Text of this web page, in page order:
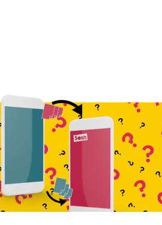
Huawei P10 Lite